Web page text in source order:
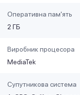
Оперативна пам'ять
2 ГБ
Виробник процесора
MediaTek
Супутникова система